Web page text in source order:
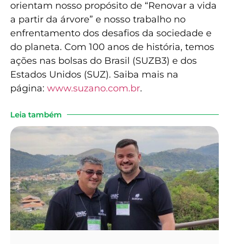
orientam nosso propósito de “Renovar a vida
a partir da árvore” e nosso trabalho no
enfrentamento dos desafios da sociedade e
do planeta. Com 100 anos de história, temos
ações nas bolsas do Brasil (SUZB3) e dos
Estados Unidos (SUZ). Saiba mais na
página: www.suzano.com.br.
Leia também